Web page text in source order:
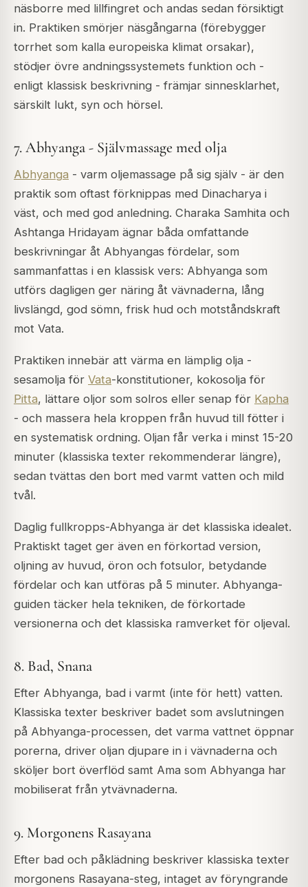
näsborre med lillfingret och andas sedan försiktigt
in. Praktiken smörjer näsgångarna (förebygger
torrhet som kalla europeiska klimat orsakar),
stödjer övre andningssystemets funktion och -
enligt klassisk beskrivning - främjar sinnesklarhet,
särskilt lukt, syn och hörsel.
7. Abhyanga - Självmassage med olja
Abhyanga - varm oljemassage på sig själv - är den
praktik som oftast förknippas med Dinacharya i
väst, och med god anledning. Charaka Samhita och
Ashtanga Hridayam ägnar båda omfattande
beskrivningar åt Abhyangas fördelar, som
sammanfattas i en klassisk vers: Abhyanga som
utförs dagligen ger näring åt vävnaderna, lång
livslängd, god sömn, frisk hud och motståndskraft
mot Vata.
Praktiken innebär att värma en lämplig olja -
sesamolja för Vata-konstitutioner, kokosolja för
Pitta, lättare oljor som solros eller senap för Kapha
- och massera hela kroppen från huvud till fötter i
en systematisk ordning. Oljan får verka i minst 15-20
minuter (klassiska texter rekommenderar längre),
sedan tvättas den bort med varmt vatten och mild
tvål.
Daglig fullkropps-Abhyanga är det klassiska idealet.
Praktiskt taget ger även en förkortad version,
oljning av huvud, öron och fotsulor, betydande
fördelar och kan utföras på 5 minuter. Abhyanga-
guiden täcker hela tekniken, de förkortade
versionerna och det klassiska ramverket för oljeval.
8. Bad, Snana
Efter Abhyanga, bad i varmt (inte för hett) vatten.
Klassiska texter beskriver badet som avslutningen
på Abhyanga-processen, det varma vattnet öppnar
porerna, driver oljan djupare in i vävnaderna och
sköljer bort överflöd samt Ama som Abhyanga har
mobiliserat från ytvävnaderna.
9. Morgonens Rasayana
Efter bad och påklädning beskriver klassiska texter
morgonens Rasayana-steg, intaget av föryngrande